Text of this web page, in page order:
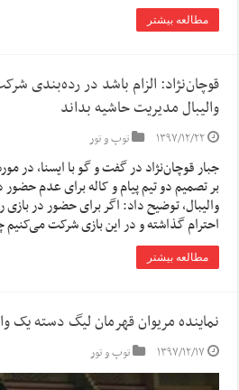
مطالعه بیشتر
قوچان‌نژاد: الزام باشد در رده‌بندی
والیبال مدیریت حاشیه بداند
۱۳۹۷/۱۲/۲۲ توپ و تور
جبار قوچان‌نژاد در گفت و گو با ایسنا، در
بر تصمیم دو تیم پیام و کاله برای عدم حضور
والیبال، توضیح داد: اگر برای حضور در بازی
احترام گذاشته و در این بازی شرکت
مطالعه بیشتر
نماینده مریوان قهرمان لیگ دسته یک
۱۳۹۷/۱۲/۱۷ توپ و تور